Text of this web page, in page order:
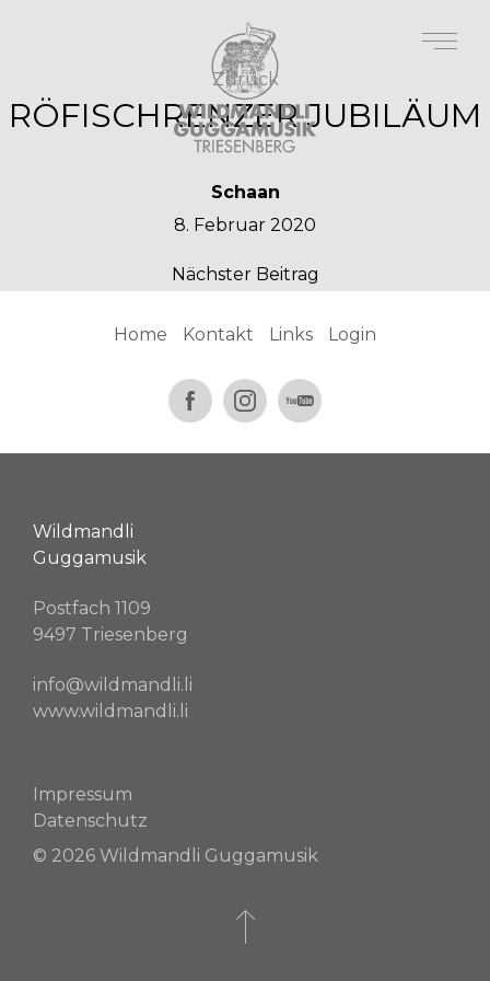
Zurück
RÖFISCHRENZER JUBILÄUM
Schaan
8. Februar 2020
Nächster Beitrag
Home Kontakt Links Login
Wildmandli
Guggamusik
Postfach 1109
9497 Triesenberg
info@wildmandli.li
www.wildmandli.li
Impressum
Datenschutz
© 2026 Wildmandli Guggamusik